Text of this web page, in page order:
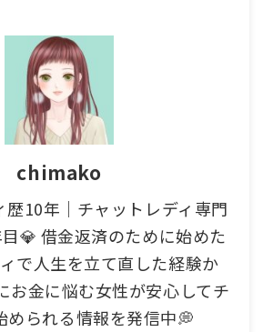
chimako
歴10年｜チャットレディ専門
💎 借金返済のために始めた
で人生を立て直した経験か
お金に悩む女性が安心してチ
められる情報を発信中💭